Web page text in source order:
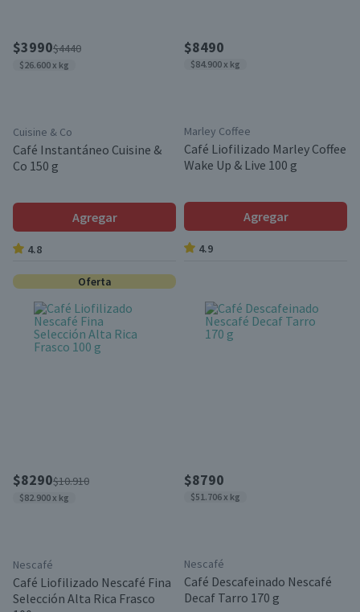
$3990$4440
$26.600 x kg
Cuisine & Co
Café Instantáneo Cuisine &
Co 150 g
Agregar
4.8
$8490
$84.900 x kg
Marley Coffee
Café Liofilizado Marley Coffee
Wake Up & Live 100 g
Agregar
4.9
Oferta
$8290$10.910
$82.900 x kg
Nescafé
Café Liofilizado Nescafé Fina
Selección Alta Rica Frasco
$8790
$51.706 x kg
Nescafé
Café Descafeinado Nescafé
Decaf Tarro 170 g